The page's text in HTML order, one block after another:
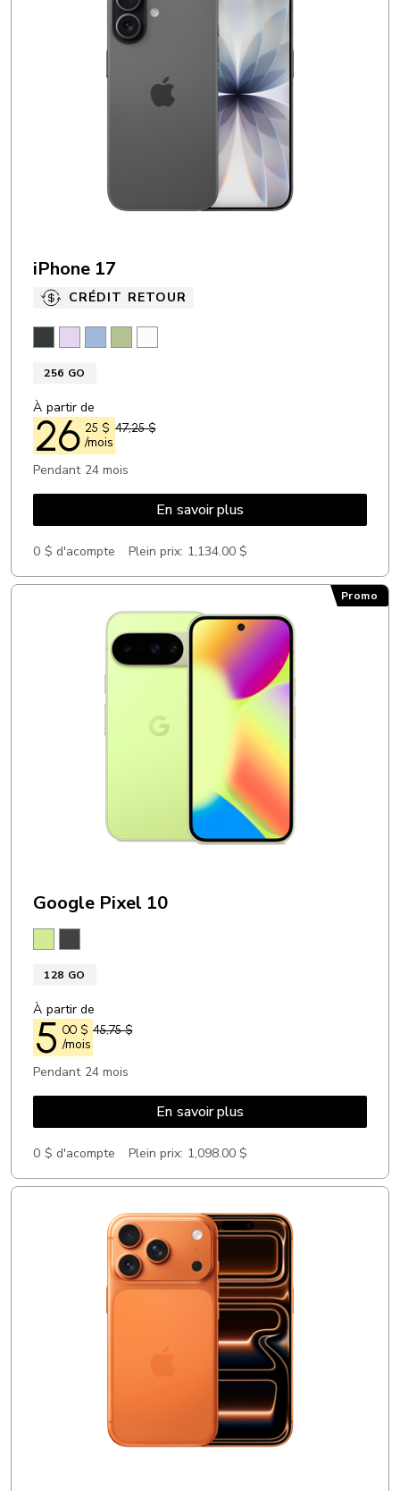
iPhone 17
CRÉDIT RETOUR
256 GO
À partir de
26 25 $
/mois
47,25 $
Pendant 24 mois
En savoir plus
0 $ d'acompte Plein prix: 1,134.00 $
Google Pixel 10
Promo
128 GO
À partir de
5 00 $
/mois
45,75 $
Pendant 24 mois
En savoir plus
0 $ d'acompte Plein prix: 1,098.00 $